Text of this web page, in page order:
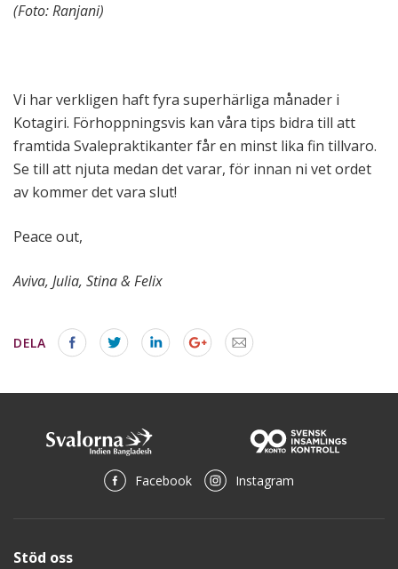
(Foto: Ranjani)
Vi har verkligen haft fyra superhärliga månader i
Kotagiri. Förhoppningsvis kan våra tips bidra till att
framtida Svalepraktikanter får en minst lika fin tillvaro.
Se till att njuta medan det varar, för innan ni vet ordet
av kommer det vara slut!
Peace out,
Aviva, Julia, Stina & Felix
DELA
Facebook Instagram
Stöd oss